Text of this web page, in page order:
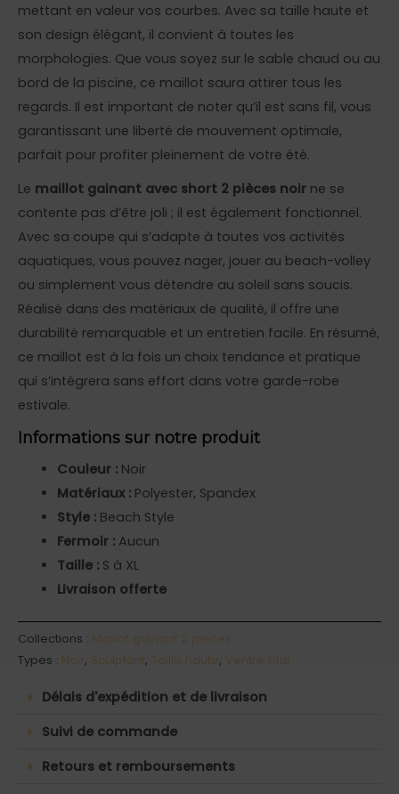
mettant en valeur vos courbes. Avec sa taille haute et
son design élégant, il convient à toutes les
morphologies. Que vous soyez sur le sable chaud ou au
bord de la piscine, ce maillot saura attirer tous les
regards. Il est important de noter qu’il est sans fil, vous
garantissant une liberté de mouvement optimale,
parfait pour profiter pleinement de votre été.
Le maillot gainant avec short 2 pièces noir ne se
contente pas d’être joli ; il est également fonctionnel.
Avec sa coupe qui s’adapte à toutes vos activités
aquatiques, vous pouvez nager, jouer au beach-volley
ou simplement vous détendre au soleil sans soucis.
Réalisé dans des matériaux de qualité, il offre une
durabilité remarquable et un entretien facile. En résumé,
ce maillot est à la fois un choix tendance et pratique
qui s’intégrera sans effort dans votre garde-robe
estivale.
Informations sur notre produit
Couleur :Noir
Matériaux :Polyester, Spandex
Style :Beach Style
Fermoir :Aucun
Taille :S à XL
Livraison offerte
Collections : Maillot gainant 2 pieces
Types : Noir, Sculptant, Taille haute, Ventre plat
Délais d'expédition et de livraison
Suivi de commande
Retours et remboursements